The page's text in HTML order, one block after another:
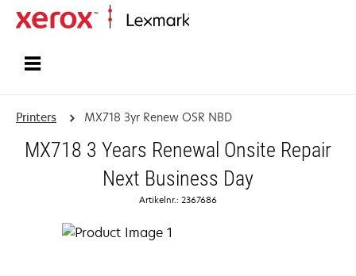
Printers MX718 3yr Renew OSR NBD
MX718 3 Years Renewal Onsite Repair
Next Business Day
Artikelnr.: 2367686